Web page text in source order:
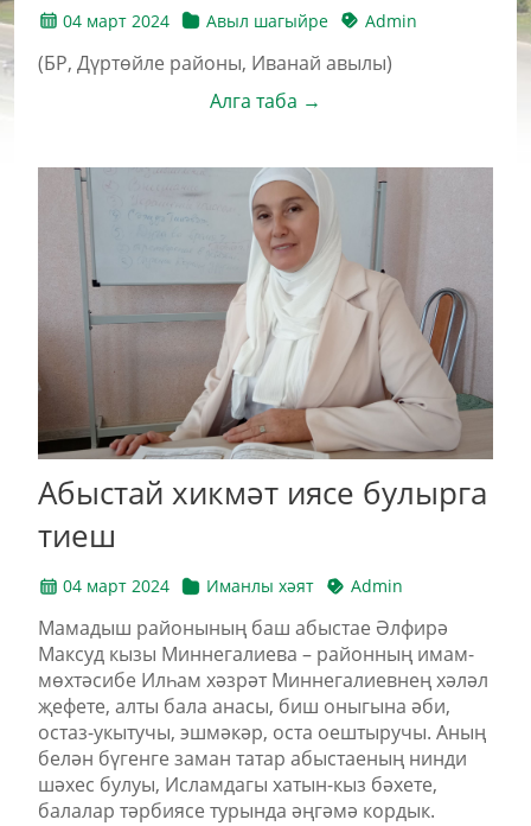
04 март 2024 Авыл шагыйре Admin
(БР, Дүртөйле районы, Иванай авылы)
Алга таба →
Абыстай хикмәт иясе булырга
тиеш
04 март 2024 Иманлы хәят Admin
Мамадыш районының баш абыстае Әлфирә
Максуд кызы Миннегалиева – районның имам-
мөхтәсибе Илһам хәзрәт Миннегалиевнең хәләл
җефете, алты бала анасы, биш оныгына әби,
остаз-укытучы, эшмәкәр, оста оештыручы. Аның
белән бүгенге заман татар абыстаеның нинди
шәхес булуы, Исламдагы хатын-кыз бәхете,
балалар тәрбиясе турында әңгәмә кордык.